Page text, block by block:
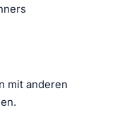
mit anderen